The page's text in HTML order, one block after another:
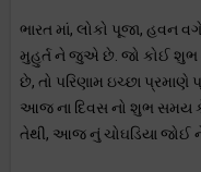
ભારત માં, લોકો પૂજા, હવન
મુહુર્ત ને જુએ છે. જો કોઈ શુભ
છે, તો પરિણામ ઇચ્છા
આજ ના દિવસ નો શુભ સમય
તેથી, આજ નું ચોઘડિયા જોઈ